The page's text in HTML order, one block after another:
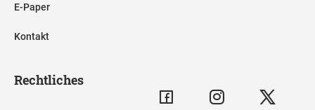
E-Paper
Kontakt
Rechtliches